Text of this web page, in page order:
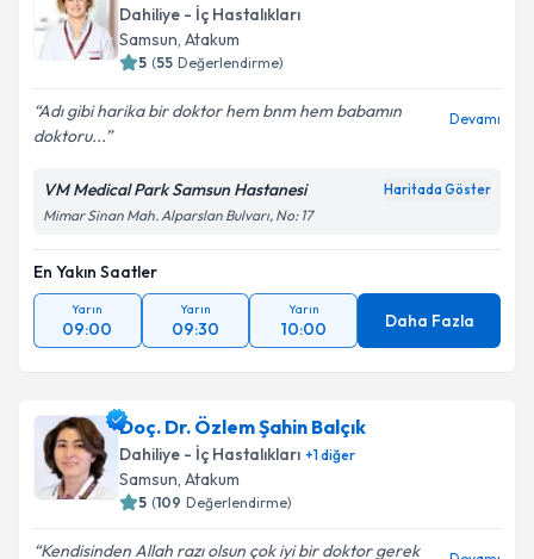
Dahiliye - İç Hastalıkları
Samsun, Atakum
5 (55 Değerlendirme)
Adı gibi harika bir doktor hem bnm hem babamın
doktoru...
Devamı
VM Medical Park Samsun Hastanesi Haritada Göster
Mimar Sinan Mah. Alparslan Bulvarı, No: 17
En Yakın Saatler
Yarın
09:00
Yarın
09:30
Yarın
10:00 Daha Fazla
Doç. Dr. Özlem Şahin Balçık
Dahiliye - İç Hastalıkları +1diğer
Samsun, Atakum
5 (109 Değerlendirme)
Kendisinden Allah razı olsun çok iyi bir doktor gerek